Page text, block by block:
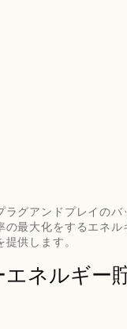
ラグアンドプレイのバ
の最大化をするエネル
供します。
ネルギー